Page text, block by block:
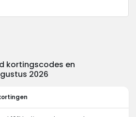
kortingscodes en
2026